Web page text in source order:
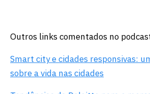
Outros links comentados no
Smart city e cidades responsivas:
sobre a vida nas cidades